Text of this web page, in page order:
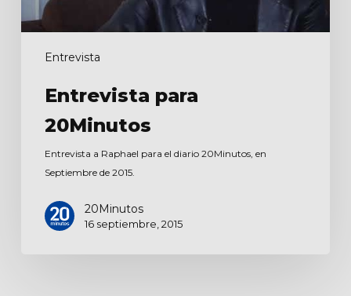
Entrevista
Entrevista para
20Minutos
Entrevista a Raphael para el diario 20Minutos, en
Septiembre de 2015.
20Minutos
16 septiembre, 2015